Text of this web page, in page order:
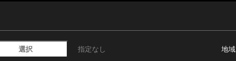
選択 指定なし 地域